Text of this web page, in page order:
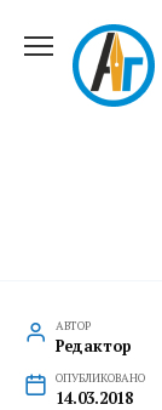
содержанию
АВТОР
Редактор
ОПУБЛИКОВАНО
14.03.2018